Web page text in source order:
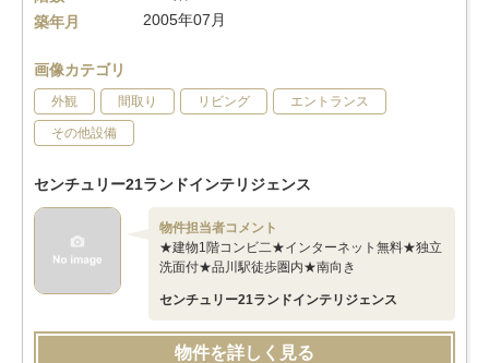
築年月
2005年07月
画像カテゴリ
外観 間取り リビング エントランス
その他設備
センチュリー21ランドインテリジェンス
物件担当者コメント
★建物1階コンビ二★インターネット無料★独立
洗面付★品川駅徒歩圏内★南向き
センチュリー21ランドインテリジェンス
物件を詳しく見る